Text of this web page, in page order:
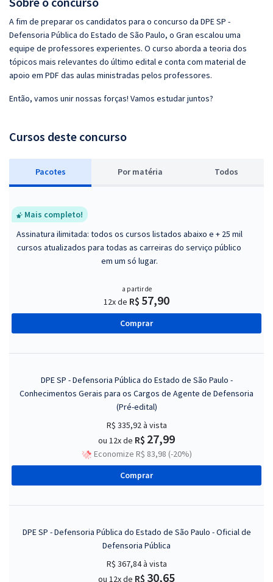
A fim de preparar os candidatos para o concurso da DPE SP -
Defensoria Pública do Estado de São Paulo, o Gran escalou uma
equipe de professores experientes. O curso aborda a teoria dos
tópicos mais relevantes do último edital e conta com material de
apoio em PDF das aulas ministradas pelos professores.
Então, vamos unir nossas forças! Vamos estudar juntos?
Cursos deste concurso
Pacotes Por matéria Todos
Mais completo!
Assinatura ilimitada: todos os cursos listados abaixo e + 25 mil
cursos atualizados para todas as carreiras do serviço público
em um só lugar.
a partir de
12x de R$ 57,90
Comprar
DPE SP - Defensoria Pública do Estado de São Paulo -
Conhecimentos Gerais para os Cargos de Agente de Defensoria
(Pré-edital)
R$ 335,92à vista
ou 12x de R$ 27,99
Economize R$ 83,98 (-20%)
Comprar
DPE SP - Defensoria Pública do Estado de São Paulo - Oficial de
Defensoria Pública
R$ 367,84à vista
ou 12x de R$ 30,65